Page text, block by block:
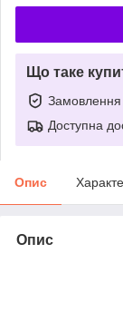
Що таке
Замовлення
Доступна
Опис
Опис